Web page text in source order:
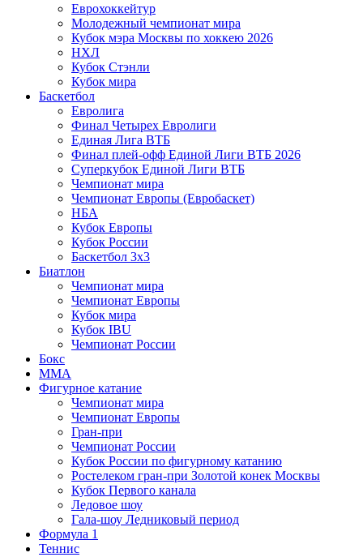
Еврохоккейтур
Молодежный чемпионат мира
Кубок мэра Москвы по хоккею 2026
НХЛ
Кубок Стэнли
Кубок мира
Баскетбол
Евролига
Финал Четырех Евролиги
Единая Лига ВТБ
Финал плей-офф Единой Лиги ВТБ 2026
Суперкубок Единой Лиги ВТБ
Чемпионат мира
Чемпионат Европы (Евробаскет)
НБА
Кубок Европы
Кубок России
Баскетбол 3х3
Биатлон
Чемпионат мира
Чемпионат Европы
Кубок мира
Кубок IBU
Чемпионат России
Бокс
MMA
Фигурное катание
Чемпионат мира
Чемпионат Европы
Гран-при
Чемпионат России
Кубок России по фигурному катанию
Ростелеком гран-при Золотой конек Москвы
Кубок Первого канала
Ледовое шоу
Гала-шоу Ледниковый период
Формула 1
Теннис